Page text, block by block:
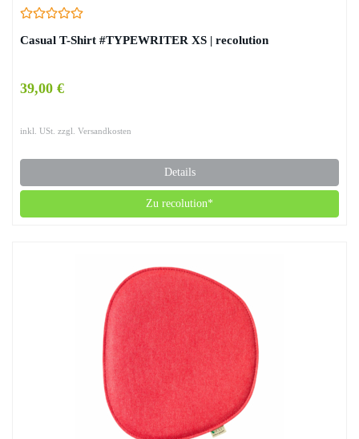
Casual T-Shirt #TYPEWRITER XS | recolution
39,00 €
inkl. USt. zzgl. Versandkosten
Details
Zu recolution*